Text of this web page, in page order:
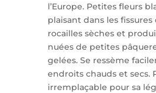
l’Europe. Petites fleurs
plaisant dans les fissures
rocailles sèches et
nuées de petites
gelées. Se ressème
endroits chauds et secs.
irremplaçable pour sa